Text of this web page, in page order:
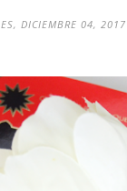
DICIEMBRE 04, 2017